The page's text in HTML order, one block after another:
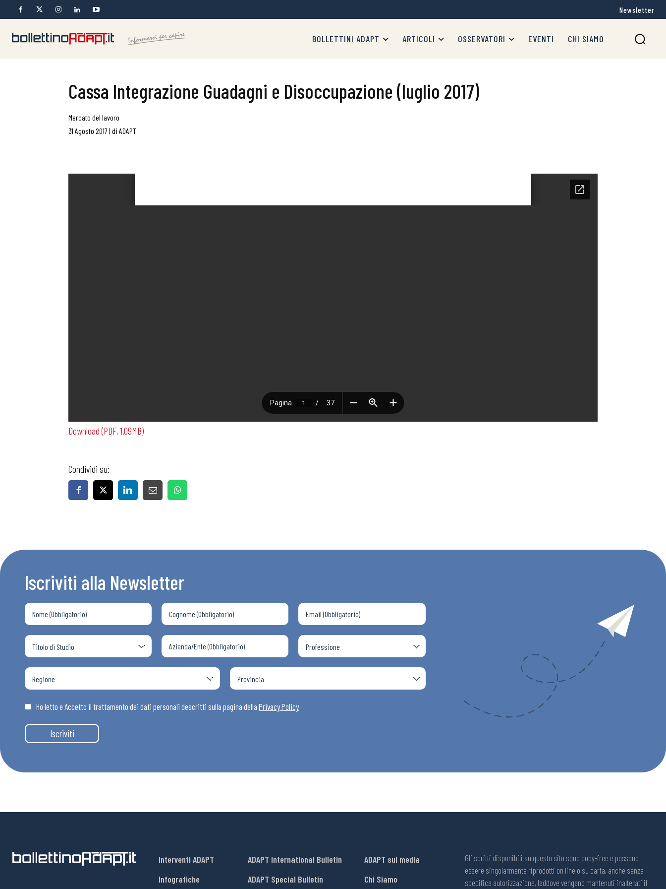
Chi Siamo
Newsletter
BOLLETTINI ADAPT ARTICOLI OSSERVATORI EVENTI CHI SIAMO
Cassa Integrazione Guadagni e Disoccupazione (luglio 2017)
Mercato del lavoro
31 Agosto 2017| di ADAPT
Download (PDF, 1.09MB)
Condividi su:
Iscriviti alla Newsletter
Ho letto e Accetto il trattamento dei dati personali descritti sulla pagina della Privacy Policy
Iscriviti
Interventi ADAPT
Infografiche
ADAPT International Bulletin
ADAPT Special Bulletin
ADAPT sui media
Chi Siamo
Gli scritti disponibili su questo sito sono copy-free e possono
essere singolarmente riprodotti on line o su carta, anche senza
specifica autorizzazione, laddove vengano mantenuti inalterati il